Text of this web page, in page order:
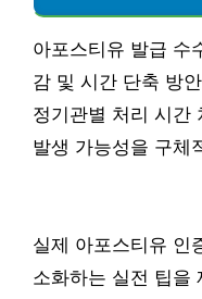
아포스티유 발급 수
감 및 시간 단축 방
정기관별 처리 시간
발생 가능성을 구체
실제 아포스티유 인
소화하는 실전 팁을